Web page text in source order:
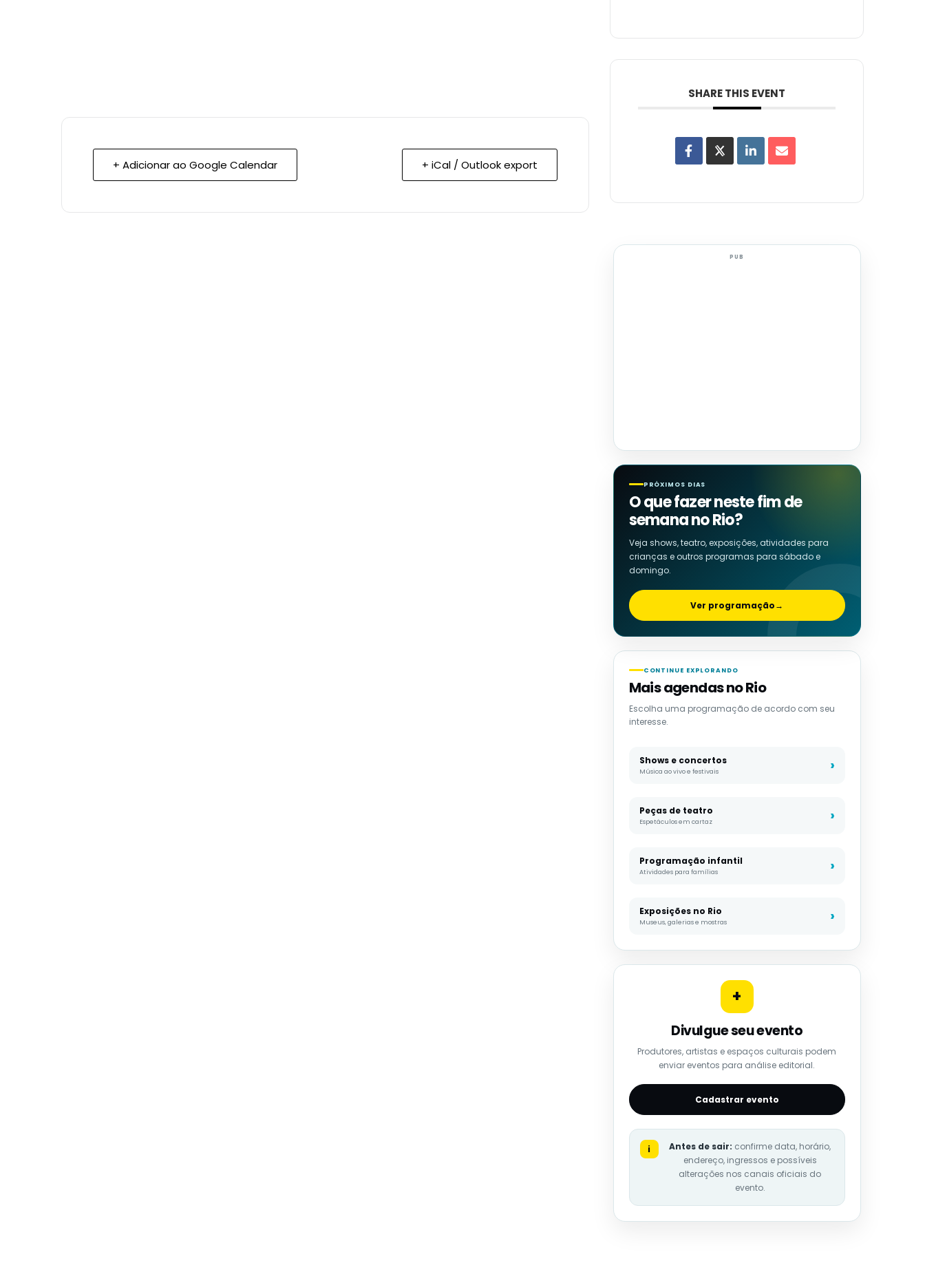
+ Adicionar ao Google Calendar + iCal / Outlook export
SHARE THIS EVENT
PUB
PRÓXIMOS DIAS
O que fazer neste fim de
semana no Rio?
Veja shows, teatro, exposições, atividades para
crianças e outros programas para sábado e
domingo.
Ver programação→
CONTINUE EXPLORANDO
Mais agendas no Rio
Escolha uma programação de acordo com seu
interesse.
Shows e concertos
Música ao vivo e festivais
Peças de teatro
Espetáculos em cartaz
Programação infantil
Atividades para famílias
Exposições no Rio
Museus, galerias e mostras
+
Divulgue seu evento
Produtores, artistas e espaços culturais podem
enviar eventos para análise editorial.
Cadastrar evento
i Antes de sair: confirme data, horário,
endereço, ingressos e possíveis
alterações nos canais oficiais do
evento.